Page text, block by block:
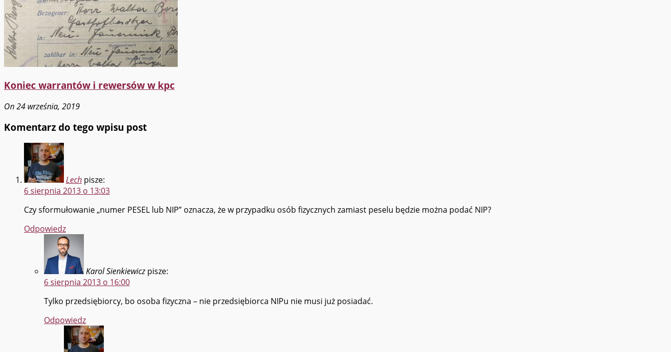
Koniec warrantów i rewersów w kpc
On 24 września, 2019
Komentarz do tego wpisu post
Lech pisze:
6 sierpnia 2013 o 13:03
Czy sformułowanie „numer PESEL lub NIP” oznacza, że w przypadku osób fizycznych zamiast peselu będzie można podać NIP?
Odpowiedz
Karol Sienkiewicz pisze:
6 sierpnia 2013 o 16:00
Tylko przedsiębiorcy, bo osoba fizyczna – nie przedsiębiorca NIPu nie musi już posiadać.
Odpowiedz